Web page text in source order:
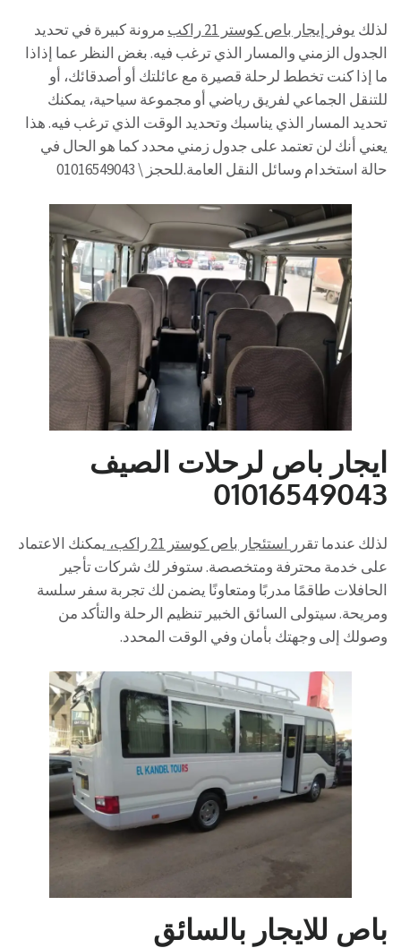
لذلك يوفر إيجار باص كوستر 21 راكب
مرونة كبيرة في تحديد
الجدول الزمني والمسار الذي ترغب فيه. بغض النظر عما إذاذا
ما إذا كنت تخطط لرحلة قصيرة مع عائلتك أو أصدقائك، أو
للتنقل الجماعي لفريق رياضي أو مجموعة سياحية، يمكنك
تحديد المسار الذي يناسبك وتحديد الوقت الذي ترغب فيه. هذا
يعني أنك لن تعتمد على جدول زمني محدد كما هو الحال في
حالة استخدام وسائل النقل العامة.للحجز \ 01016549043
ايجار باص لرحلات الصيف
01016549043
لذلك عندما تقرر استئجار باص كوستر 21 راكب،
يمكنك الاعتماد
على خدمة محترفة ومتخصصة. ستوفر لك شركات تأجير
الحافلات طاقمًا مدربًا ومتعاونًا يضمن لك تجربة سفر سلسة
ومريحة. سيتولى السائق الخبير تنظيم الرحلة والتأكد من
وصولك إلى وجهتك بأمان وفي الوقت المحدد.
باص للايجار بالسائق